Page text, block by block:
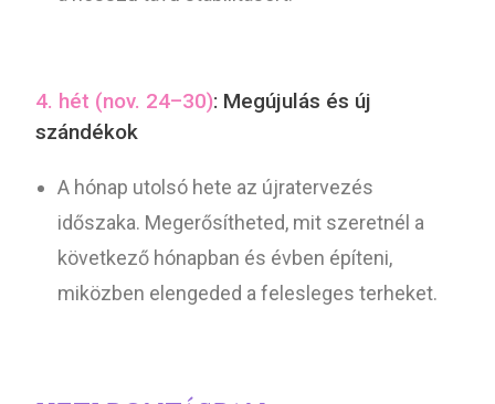
4. hét (nov. 24–30): Megújulás és új
szándékok
A hónap utolsó hete az újratervezés
időszaka. Megerősítheted, mit szeretnél a
következő hónapban és évben építeni,
miközben elengeded a felesleges terheket.